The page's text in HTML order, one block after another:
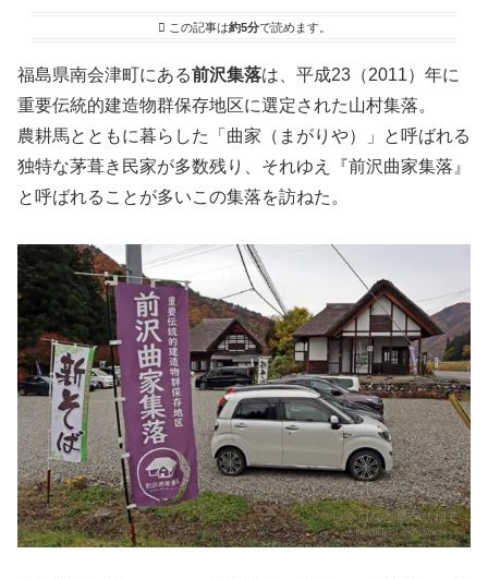
この記事は約5分で読めます。
福島県南会津町にある前沢集落は、平成23（2011）年に
重要伝統的建造物群保存地区に選定された山村集落。
農耕馬とともに暮らした「曲家（まがりや）」と呼ばれる
独特な茅葺き民家が多数残り、それゆえ『前沢曲家集落』
と呼ばれることが多いこの集落を訪ねた。